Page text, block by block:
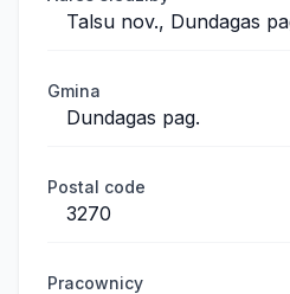
Talsu nov., Dundagas
Gmina
Dundagas pag.
Postal code
3270
Pracownicy